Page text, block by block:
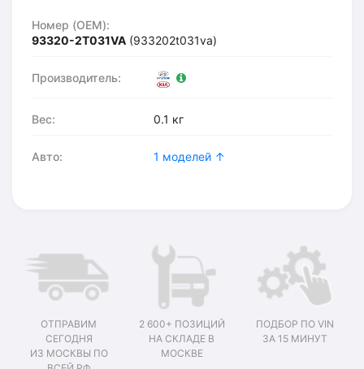
Номер (OEM):
93320-2T031VA (933202t031va)
Производитель:
Вес: 0.1 кг
Авто: 1 моделей ↑
ОТПРАВИМ
СЕГОДНЯ
ИЗ МОСКВЫ ПО
2 600+ ПОЗИЦИЙ
НА СКЛАДЕ В
МОСКВЕ
ПОДБОР ПО VIN
ЗА 15 МИНУТ